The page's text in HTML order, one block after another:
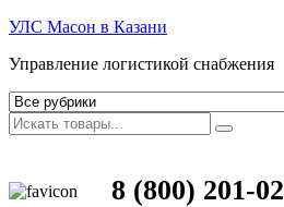
УЛС Масон в Казани
Управление логистикой снабжения
8 (800) 201-